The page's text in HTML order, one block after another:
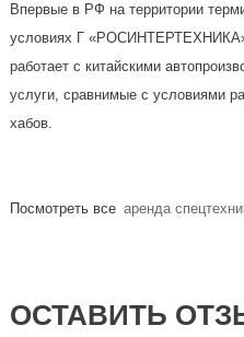
Впервые в РФ на территории
условиях Г
работает с китайскими
услуги, сравнимые с условиями
хабов.
Посмотреть все аренда
ОСТАВИТЬ